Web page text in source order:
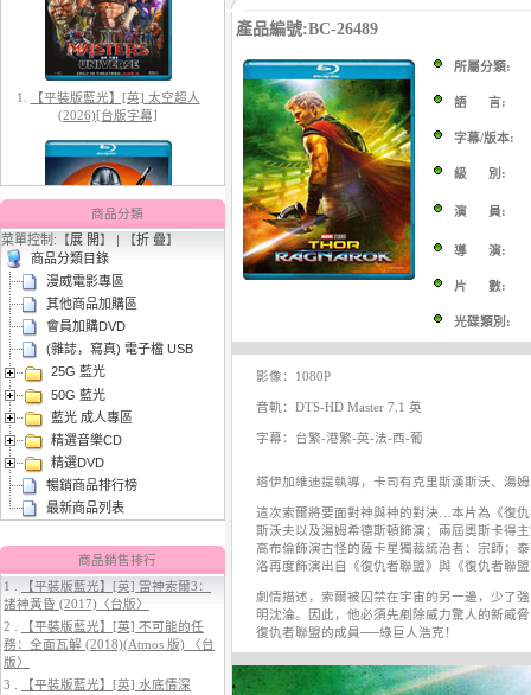
【平裝版藍光】[英] 曼達洛人與
古古 (2026)[台版字幕]
3.【平裝版藍光】[英] 阿凡達3：火
與燼 (2025)(Atmos 版)〈台版〉
4.【平裝版藍光】[英] 穿著PRADA
的惡魔 2 (2026)[台版字幕]
商品分類
菜單控制:【展 開】 | 【折 疊】
商品分類目錄
漫威電影專區
其他商品加購區
會員加購DVD
(雜誌，寫真) 電子檔 USB
25G 藍光
50G 藍光
藍光 成人專區
精選音樂CD
精選DVD
暢銷商品排行榜
最新商品列表
商品銷售排行
1 .
【平裝版藍光】[英] 雷神索爾3：
諸神黃昏 (2017)〈台版〉
2 .
【平裝版藍光】[英] 不可能的任
務：全面瓦解 (2018)(Atmos 版) 〈台
版〉
3 .
【平裝版藍光】[英] 水底情深
產品編號:BC-26489
所屬分類:
語 言:
字幕/版本:
級 別:
演 員:
導 演:
片 數:
光碟類別:
影像：1080P
音軌：DTS-HD Master 7.1 英
字幕：台繁-港繁-英-法-西-葡
塔伊加維迪提執導，卡司有克里斯漢斯沃、湯
這次索爾將要面對神與神的對決…本片為《復
斯沃夫以及湯姆希德斯頓飾演；兩屆奧斯卡得
高布倫飾演古怪的薩卡星獨裁統治者：宗師；
洛再度飾演出自《復仇者聯盟》與《復仇者聯
劇情描述，索爾被囚禁在宇宙的另一邊，少了
明沈淪。因此，他必須先剷除威力驚人的新威
復仇者聯盟的成員──綠巨人浩克！